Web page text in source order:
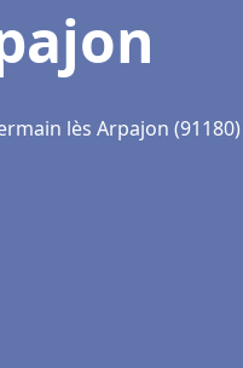
lès Arpajon (91180)